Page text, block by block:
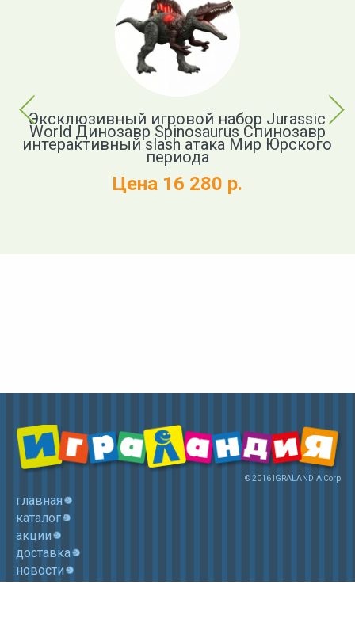
Previous
Эксклюзивный игровой набор Jurassic
World Динозавр Spinosaurus Спинозавр
интерактивный slash атака Мир Юрского
периода
Цена 16 280 р.
Next
© 2016 IGRALANDIA Corp.
главная
каталог
акции
доставка
новости